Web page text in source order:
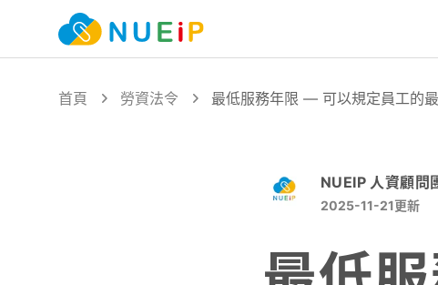
首頁 勞資法令 最低服務年限 — 可以規定員工的
NUEIP 人資顧問
2025-11-21更新